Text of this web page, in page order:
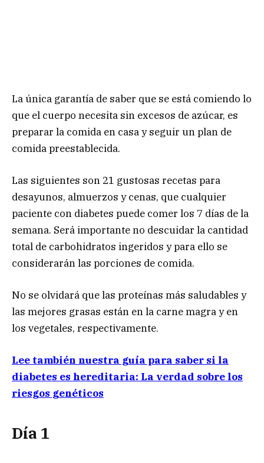
La única garantía de saber que se está comiendo lo
que el cuerpo necesita sin excesos de azúcar, es
preparar la comida en casa y seguir un plan de
comida preestablecida.
Las siguientes son 21 gustosas recetas para
desayunos, almuerzos y cenas, que cualquier
paciente con diabetes puede comer los 7 días de la
semana. Será importante no descuidar la cantidad
total de carbohidratos ingeridos y para ello se
considerarán las porciones de comida.
No se olvidará que las proteínas más saludables y
las mejores grasas están en la carne magra y en
los vegetales, respectivamente.
Lee también nuestra guía para saber si la
diabetes es hereditaria: La verdad sobre los
riesgos genéticos
Día 1